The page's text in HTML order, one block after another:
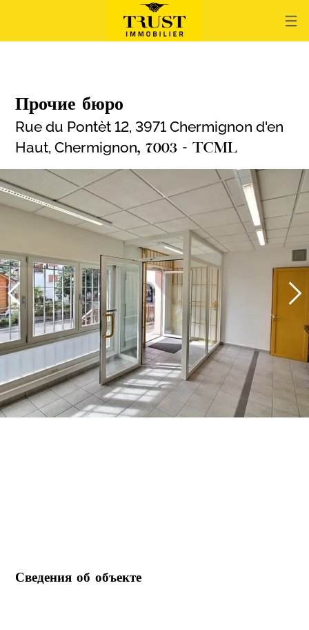
Прочие бюро
Rue du Pontèt 12, 3971 Chermignon d'en
Haut,Chermignon, 7003 - TCML
Сведения об объекте